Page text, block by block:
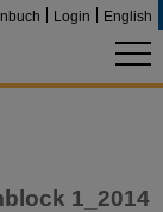
Login English
1_2014